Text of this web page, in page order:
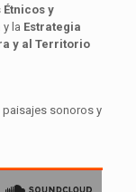
y
y la Estrategia
y al Territorio
sonoros y